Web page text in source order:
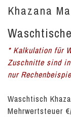
Khazana
* Kalkulation für
Zuschnitte sind
nur
Waschtisch
Mehrwertsteuer